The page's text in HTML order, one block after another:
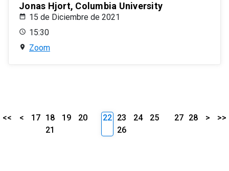
Jonas Hjort, Columbia University
15 de Diciembre de 2021
15:30
Zoom
<< < 17 18 19
20
21
22 23 24
25
26
27 28 > >>